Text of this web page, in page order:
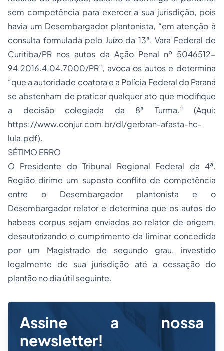
sem competência para exercer a sua jurisdição, pois
havia um Desembargador plantonista, “em atenção à
consulta formulada pelo Juízo da 13ª. Vara Federal de
Curitiba/PR nos autos da Ação Penal nº 5046512-
94.2016.4.04.7000/PR”, avoca os autos e determina
“que a autoridade coatora e a Polícia Federal do Paraná
se abstenham de praticar qualquer ato que modifique
a decisão colegiada da 8ª Turma.” (Aqui:
https://www.conjur.com.br/dl/gerbran-afasta-hc-
lula.pdf).
SÉTIMO ERRO
O Presidente do Tribunal Regional Federal da 4ª.
Região dirime um suposto conflito de competência
entre o Desembargador plantonista e o
Desembargador relator e determina que os autos do
habeas corpus sejam enviados ao relator de origem,
desautorizando o cumprimento da liminar concedida
por um Magistrado de segundo grau, investido
legalmente de sua jurisdição até a cessação do
plantão no dia útil seguinte.
Assine a nossa
newsletter!